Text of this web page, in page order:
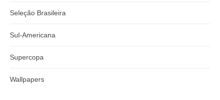
Seleção Brasileira
Sul-Americana
Supercopa
Wallpapers